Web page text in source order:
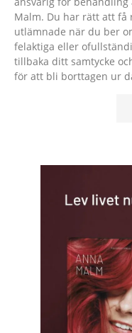
Malm. Du har rätt att
utlämnade när du ber
felaktiga eller
tillbaka ditt samtycke
för att bli borttagen ur